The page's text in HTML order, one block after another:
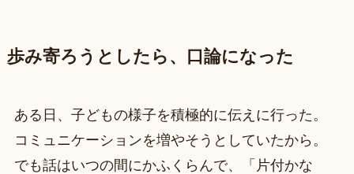
歩み寄ろうとしたら、口論になった
ある日、子どもの様子を積極的に伝えに行った。
コミュニケーションを増やそうとしていたから。
でも話はいつの間にかふくらんで、「片付かな